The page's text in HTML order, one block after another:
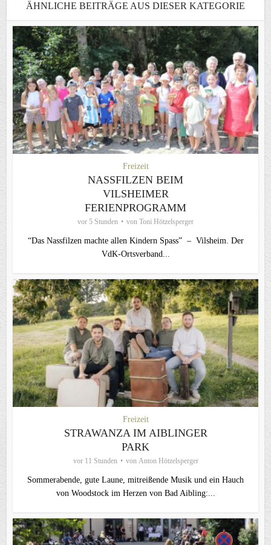
ÄHNLICHE BEITRÄGE AUS DIESER KATEGORIE
Freizeit
NASSFILZEN BEIM
VILSHEIMER
FERIENPROGRAMM
vor 5 Stunden von Toni Hötzelsperger
“Das Nassfilzen machte allen Kindern Spass” – Vilsheim. Der
VdK-Ortsverband...
Freizeit
STRAWANZA IM AIBLINGER
PARK
vor 11 Stunden von Anton Hötzelsperger
Sommerabende, gute Laune, mitreißende Musik und ein Hauch
von Woodstock im Herzen von Bad Aibling:...